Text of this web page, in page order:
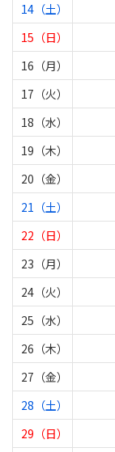
14（土）
15（日）
16（月）
17（火）
18（水）
19（木）
20（金）
21（土）
22（日）
23（月）
24（火）
25（水）
26（木）
27（金）
28（土）
29（日）